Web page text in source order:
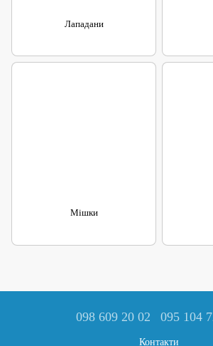
Лападани
Мішки
098 609 20 02 095 104
Контакти